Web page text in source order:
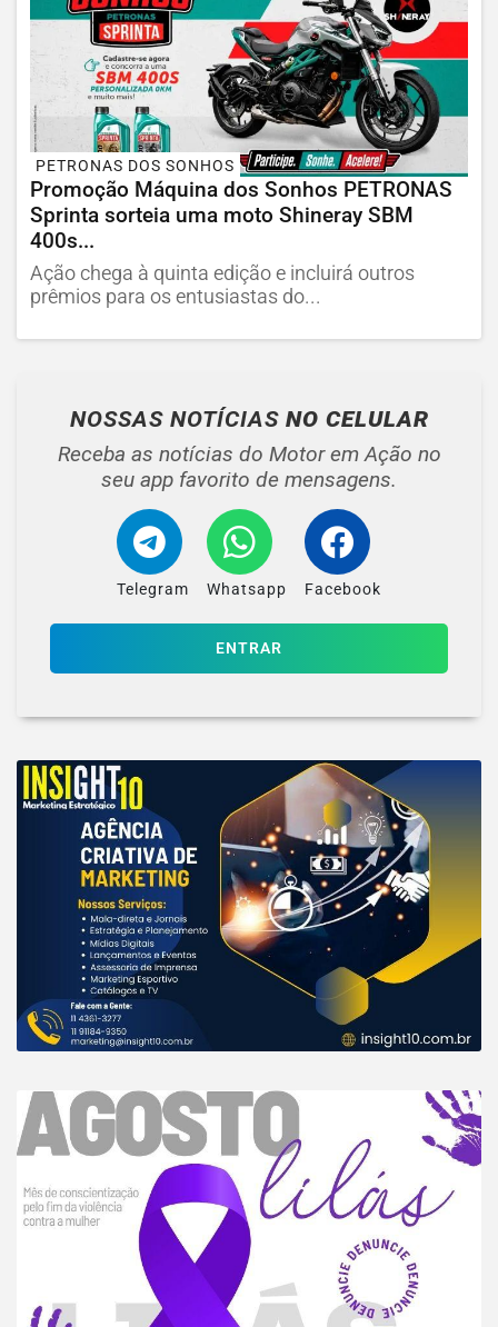
PETRONAS DOS SONHOS
Promoção Máquina dos Sonhos PETRONAS
Sprinta sorteia uma moto Shineray SBM
400s...
Ação chega à quinta edição e incluirá outros
prêmios para os entusiastas do...
NOSSAS NOTÍCIAS NO CELULAR
Receba as notícias do Motor em Ação no
seu app favorito de mensagens.
Telegram Whatsapp Facebook
ENTRAR